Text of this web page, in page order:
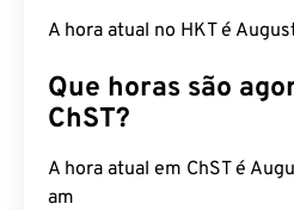
A hora atual no HKT é
Que horas são
ChST?
A hora atual em ChST é
am